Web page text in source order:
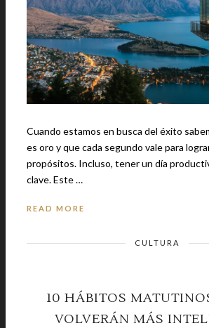
Cuando estamos en busca del éxito
es oro y que cada segundo vale para
propósitos. Incluso, tener un día
clave. Este …
READ MORE
CULTURA
10 HÁBITOS
VOLVERÁN MÁS